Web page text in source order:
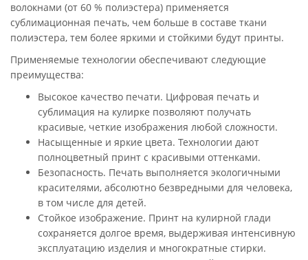
волокнами (от 60 % полиэстера) применяется
сублимационная печать, чем больше в составе ткани
полиэстера, тем более яркими и стойкими будут принты.
Применяемые технологии обеспечивают следующие
преимущества:
Высокое качество печати. Цифровая печать и
сублимация на кулирке позволяют получать
красивые, четкие изображения любой сложности.
Насыщенные и яркие цвета. Технологии дают
полноцветный принт с красивыми оттенками.
Безопасность. Печать выполняется экологичными
красителями, абсолютно безвредными для человека,
в том числе для детей.
Стойкое изображение. Принт на кулирной глади
сохраняется долгое время, выдерживая интенсивную
эксплуатацию изделия и многократные стирки.